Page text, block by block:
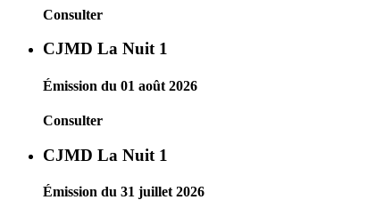
Consulter
CJMD La Nuit 1
Émission du 01 août 2026
Consulter
CJMD La Nuit 1
Émission du 31 juillet 2026